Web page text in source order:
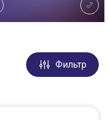
Фильтр